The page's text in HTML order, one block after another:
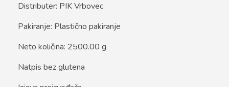
Distributer: PIK Vrbovec
Pakiranje: Plastično pakiranje
Neto količina: 2500.00 g
Natpis bez glutena